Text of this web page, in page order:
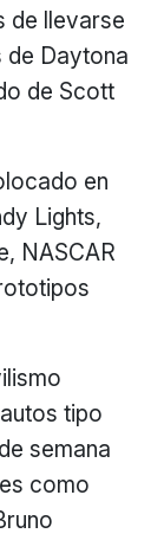
de llevarse
de Daytona
de Scott
en
Lights,
NASCAR
tipo
semana
como